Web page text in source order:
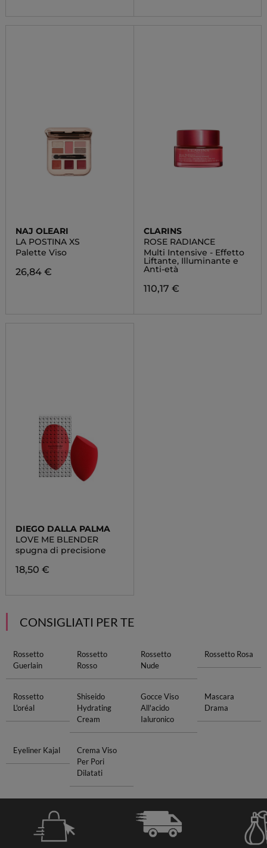
NAJ OLEARI
LA POSTINA XS
Palette Viso
26,84 €
CLARINS
ROSE RADIANCE
Multi Intensive - Effetto
Liftante, Illuminante e
Anti-età
110,17 €
DIEGO DALLA PALMA
LOVE ME BLENDER
spugna di precisione
18,50 €
CONSIGLIATI PER TE
Rossetto
Guerlain
Rossetto
Rosso
Rossetto
Nude
Rossetto Rosa
Rossetto
L'oréal
Shiseido
Hydrating
Cream
Gocce Viso
All'acido
Ialuronico
Mascara
Drama
Eyeliner Kajal
Crema Viso
Per Pori
Dilatati